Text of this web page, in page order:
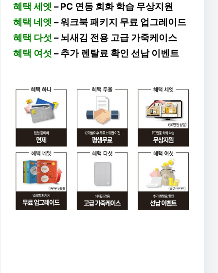
혜택 세엣 – PC 연동 회화 학습 무상지원
혜택 네엣 – 워크북 패키지 무료 업그레이드
혜택 다섯 – 뇌새김 전용 고급 가죽케이스
혜택 여섯 – 추가 렌탈료 확인 선납 이벤트